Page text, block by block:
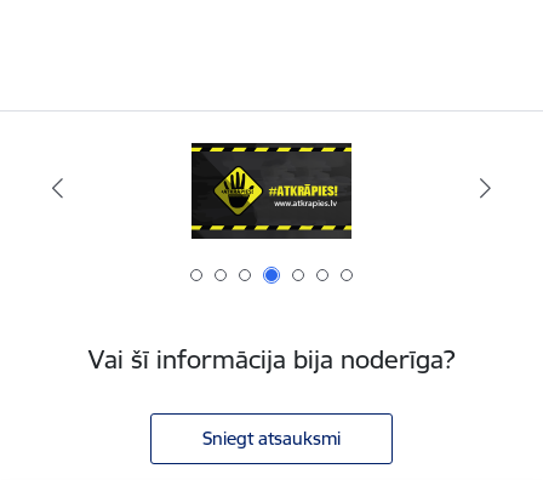
Vai šī informācija bija noderīga?
Sniegt atsauksmi